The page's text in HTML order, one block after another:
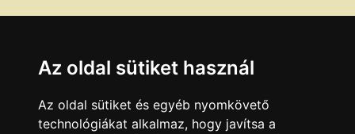
Az oldal sütiket használ
Az oldal sütiket és egyéb nyomkövető
technológiákat alkalmaz, hogy javítsa a